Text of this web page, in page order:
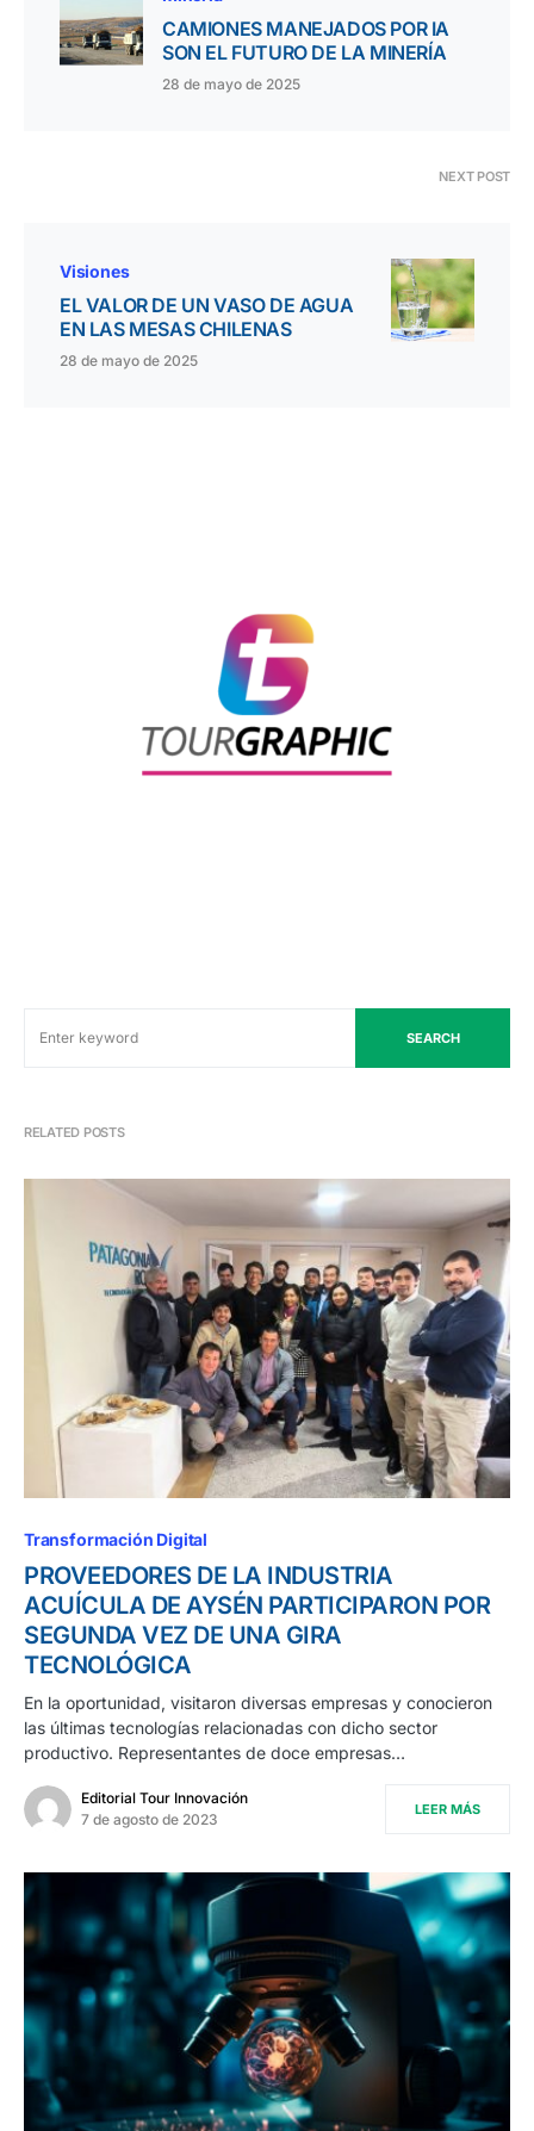
CAMIONES MANEJADOS POR IA
SON EL FUTURO DE LA MINERÍA
28 de mayo de 2025
NEXT POST
Visiones
EL VALOR DE UN VASO DE AGUA
EN LAS MESAS CHILENAS
28 de mayo de 2025
SEARCH
RELATED POSTS
Transformación Digital
PROVEEDORES DE LA INDUSTRIA
ACUÍCULA DE AYSÉN PARTICIPARON POR
SEGUNDA VEZ DE UNA GIRA
TECNOLÓGICA
En la oportunidad, visitaron diversas empresas y conocieron
las últimas tecnologías relacionadas con dicho sector
productivo. Representantes de doce empresas…
Editorial Tour Innovación
7 de agosto de 2023
LEER MÁS